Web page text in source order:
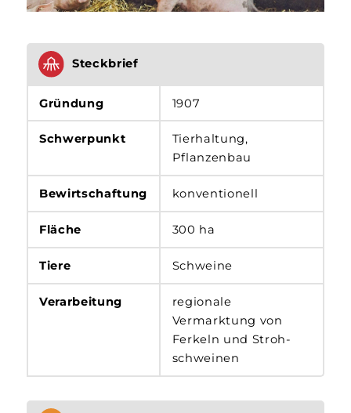
Steckbrief
Gründung 1907
Schwerpunkt
Tierhaltung,
Pflanzenbau
Bewirtschaftung konventionell
Fläche 300 ha
Tiere Schweine
Verarbeitung
regionale
Vermarktung von
Ferkeln und Stroh­
schweinen